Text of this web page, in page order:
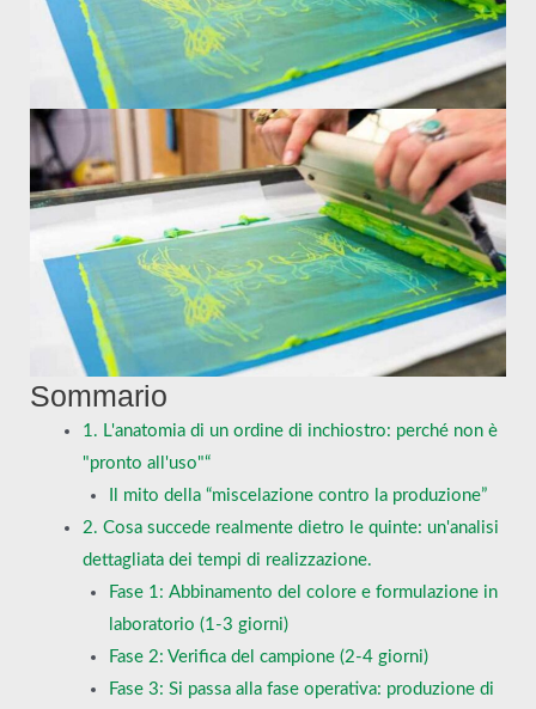
Sommario
1. L'anatomia di un ordine di inchiostro: perché non è
"pronto all'uso"“
Il mito della “miscelazione contro la produzione”
2. Cosa succede realmente dietro le quinte: un'analisi
dettagliata dei tempi di realizzazione.
Fase 1: Abbinamento del colore e formulazione in
laboratorio (1-3 giorni)
Fase 2: Verifica del campione (2-4 giorni)
Fase 3: Si passa alla fase operativa: produzione di